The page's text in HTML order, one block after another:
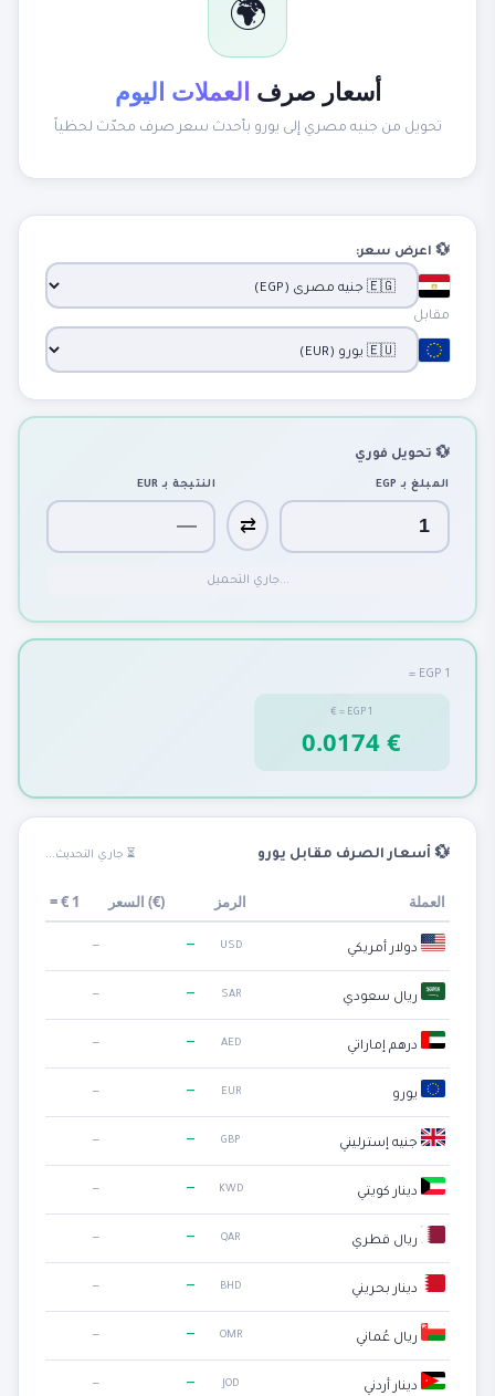
🌍
أسعار صرف العملات اليوم
تحويل من جنيه مصري إلى يورو بأحدث سعر صرف محدّث لحظياً
💱 اعرض سعر:
مقابل
💱 تحويل فوري
المبلغ بـ EGP
⇄
النتيجة بـ EUR
جاري التحميل...
1 EGP =
1
EGP
=
€
0.0174 €
💱 أسعار الصرف مقابل يورو ⏳ جاري التحديث...
العملة الرمز السعر (€)
1
€
=
دولار أمريكي USD
—
—
ريال سعودي SAR
—
—
درهم إماراتي AED
—
—
يورو EUR
—
—
جنيه إسترليني GBP
—
—
دينار كويتي KWD
—
—
ريال قطري QAR
—
—
دينار بحريني BHD
—
—
ريال عُماني OMR
—
—
دينار أردني JOD
—
—